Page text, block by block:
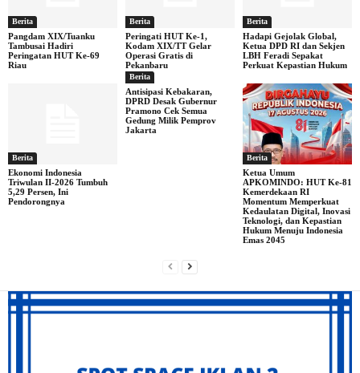
Berita
Pangdam XIX/Tuanku
Tambusai Hadiri
Peringatan HUT Ke-69
Riau
Berita
Peringati HUT Ke-1,
Kodam XIX/TT Gelar
Operasi Gratis di
Pekanbaru
Berita
Hadapi Gejolak Global,
Ketua DPD RI dan Sekjen
LBH Feradi Sepakat
Perkuat Kepastian Hukum
Berita
Ekonomi Indonesia
Triwulan II-2026 Tumbuh
5,29 Persen, Ini
Pendorongnya
Berita
Antisipasi Kebakaran,
DPRD Desak Gubernur
Pramono Cek Semua
Gedung Milik Pemprov
Jakarta
Berita
Ketua Umum
APKOMINDO: HUT Ke-81
Kemerdekaan RI
Momentum Memperkuat
Kedaulatan Digital, Inovasi
Teknologi, dan Kepastian
Hukum Menuju Indonesia
Emas 2045